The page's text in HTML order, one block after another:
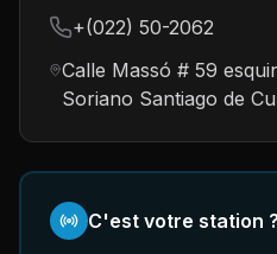
+(022) 50-2062
Calle Massó # 59
Soriano Santiago de
C'est votre station ?